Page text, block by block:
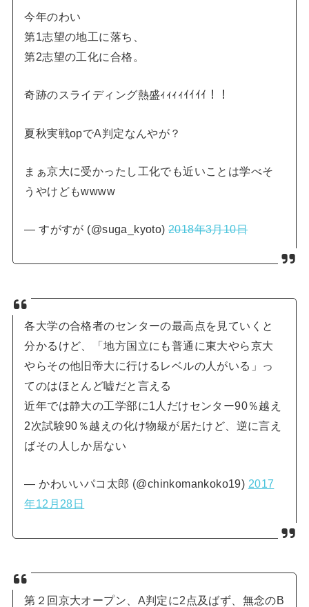
今年のわい
第1志望の地工に落ち、
第2志望の工化に合格。
奇跡のスライディング熱盛ｨｨｨｨｲｲｲｲ！！
夏秋実戦opでA判定なんやが？
まぁ京大に受かったし工化でも近いことは学べそ
うやけどもwwww
— すがすが (@suga_kyoto)2018年3月10日
各大学の合格者のセンターの最高点を見ていくと
分かるけど、「地方国立にも普通に東大やら京大
やらその他旧帝大に行けるレベルの人がいる」っ
てのはほとんど嘘だと言える
近年では静大の工学部に1人だけセンター90％越え
2次試験90％越えの化け物級が居たけど、逆に言え
ばその人しか居ない
— かわいいパコ太郎 (@chinkomankoko19) 2017
年12月28日
第２回京大オープン、A判定に2点及ばず、無念のB